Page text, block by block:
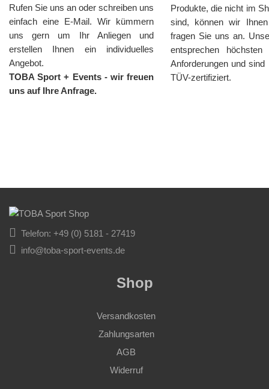
Rufen Sie uns an oder schreiben uns
einfach eine E-Mail. Wir kümmern
uns gern um Ihr Anliegen und
erstellen Ihnen ein individuelles
Angebot.
TOBA Sport + Events - wir freuen
uns auf Ihre Anfrage.
Produkte, die nicht im
sind, können wir
fragen Sie uns an.
entsprechen höchsten
Anforderungen und sind
TÜV-zertifiziert.
Telefon: +49 (0) 5181 - 27419
info@toba-sport-events.de
Shop
Versandkosten
Zahlungsarten
AGB
Widerruf